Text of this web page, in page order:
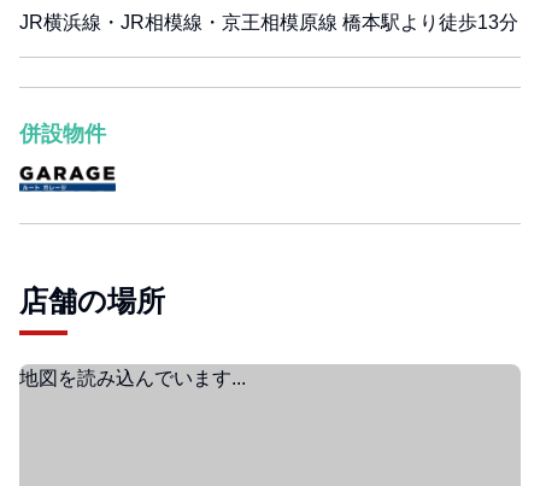
JR横浜線・JR相模線・京王相模原線 橋本駅より徒歩13分
併設物件
店舗の場所
地図を読み込んでいます...